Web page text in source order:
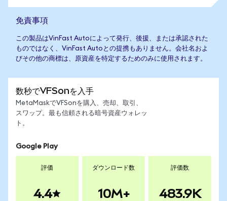
免責事項
この製品はVinFast Autoによって発行、後援、または承認された
ものではなく、VinFast Autoとの提携もありません。会社名およ
びその他の商標は、原資産を特定するためのみに使用されます。
数秒でVFSonを入手
MetaMaskでVFSonを購入、売却、取引、
スワップ。最も信頼される暗号資産ウォレッ
ト。
Google Play
評価
4.4
ダウンロード数
10M+
評価数
483.9K